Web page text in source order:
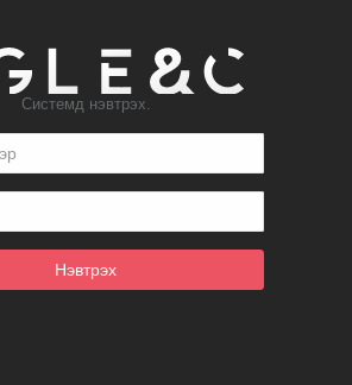
Системд нэвтрэх.
Нэвтрэх